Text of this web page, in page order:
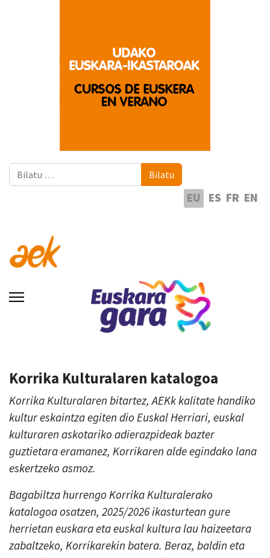
Bilatu Bilatu
EU ES FR EN
Korrika Kulturalaren katalogoa
Korrika Kulturalaren bitartez, AEKk kalitate handiko
kultur eskaintza egiten dio Euskal Herriari, euskal
kulturaren askotariko adierazpideak bazter
guztietara eramanez, Korrikaren alde egindako lana
eskertzeko asmoz.
Bagabiltza hurrengo Korrika Kulturalerako
katalogoa osatzen, 2025/2026 ikasturtean gure
herrietan euskara eta euskal kultura lau haizeetara
zabaltzeko, Korrikarekin batera. Beraz, baldin eta